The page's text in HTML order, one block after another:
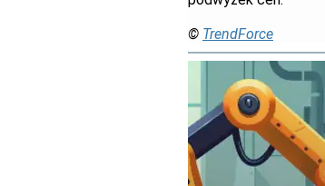
© TrendForce